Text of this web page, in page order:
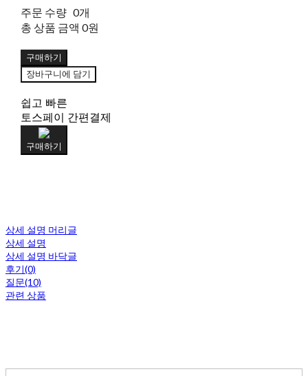
주문 수량 0개
총 상품 금액 0원
구매하기
장바구니에 담기
쉽고 빠른
토스페이 간편결제
구매하기
상세 설명 머리글
상세 설명
상세 설명 바닥글
후기(0)
질문(10)
관련 상품